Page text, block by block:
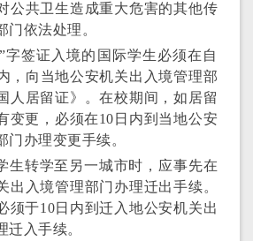
公共卫生造成重大危害的其他传
门依法处理。
字签证入境的国际学生必须在自
，向当地公安机关出入境管理部
人居留证》。在校期间，如居留
变更，必须在10日内到当地公安
门办理变更手续。
生转学至另一城市时，应事先在
出入境管理部门办理迁出手续。
须于10日内到迁入地公安机关出
迁入手续。